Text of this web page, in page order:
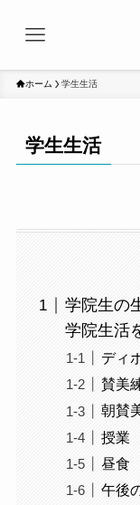
ホーム 学生生活
学生生活
学院生の
学院生活
ディ
賛美
朝賛
授業
昼食
午後